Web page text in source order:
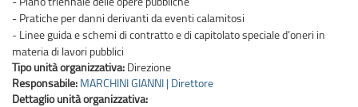
- Pratiche per danni derivanti da eventi calamitosi
- Linee guida e schemi di contratto e di capitolato speciale d’oneri in
materia di lavori pubblici
Tipo unità organizzativa: Direzione
Responsabile: MARCHINI GIANNI | Direttore
Dettaglio unità organizzativa: